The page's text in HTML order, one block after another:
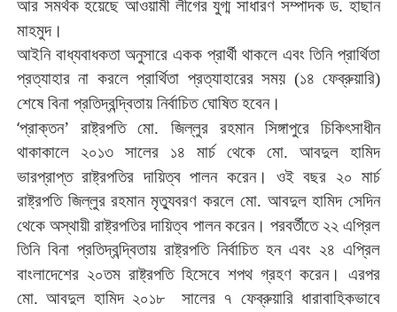
আর সমর্থক হয়েছে আওয়ামী লীগের যুগ্ম সাধারণ সম্পাদক ড.হাছান
মাহমুদ।
আইনি বাধ্যবাধকতা অনুসারে একক প্রার্থী থাকলে এবং তিনি প্রার্থিতা
প্রত্যাহার না করলে প্রার্থিতা প্রত্যাহারের সময়(১৪ ফেব্রুয়ারি)
শেষে বিনা প্রতিদ্বন্দ্বিতায় নির্বাচিত ঘোষিত হবেন।
‘প্রাক্তন’রাষ্ট্রপতি মো. জিল্লুর রহমান সিঙ্গাপুরে
চিকিৎসাধীন
থাকাকালে
২০১৩ সালের ১৪ মার্চ থেকে মো.আবদুল
হামিদ
ভারপ্রাপ্ত রাষ্ট্রপতির দায়িত্ব পালন করেন। ওই বছর ২০ মার্চ
রাষ্ট্রপতি জিল্লুর রহমান মৃত্যুবরণ করলে মো. আবদুল হামিদ সেদিন
থেকে অস্থায়ী রাষ্ট্রপতির দায়িত্ব পালন করেন। পরবর্তীতে ২২ এপ্রিল
তিনি বিনা প্রতিদ্বন্দ্বিতায় রাষ্ট্রপতি নির্বাচিত হন এবং ২৪ এপ্রিল
বাংলাদেশের ২০তম রাষ্ট্রপতি হিসেবে শপথ গ্রহণ করেন।
এরপর
মো.আবদুল হামিদ ২০১৮ সালের ৭ ফেব্রুয়ারি ধারাবাহিকভাবে